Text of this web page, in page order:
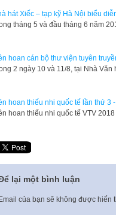
hát Xiếc – tạp kỹ Hà Nội biểu
tháng 5 và đầu tháng 6 năm
hoan cán bộ thư viện tuyên
2 ngày 10 và 11/8, tại Nhà
hoan thiếu nhi quốc tế lần thứ 3
hoan thiếu nhi quốc tế VTV
lại một bình luận
Email của bạn sẽ không được hiển